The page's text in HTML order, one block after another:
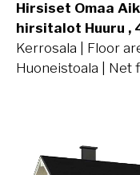
Hirsiset Omaa
hirsitalot Huuru , 4
Kerrosala | Floor
Huoneistoala | Net